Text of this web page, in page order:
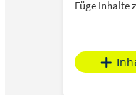
Füge Inhalte